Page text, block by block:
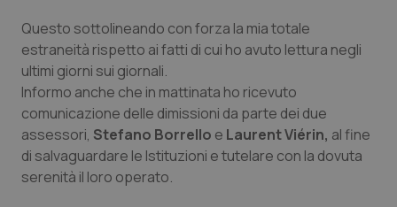
Puglia
Sardegna
Sicilia
Toscana
Malattie rare
Malattia di Crohn & Rettocolite Ulcerosa
Neuroscienze & patologie neurodegenerative
Obesità
Questo sottolineando con forza la mia totale
estraneità rispetto ai fatti di cui ho avuto lettura negli
ultimi giorni sui giornali.
Informo anche che in mattinata ho ricevuto
comunicazione delle dimissioni da parte dei due
assessori, Stefano Borrello e Laurent Viérin, al fine
di salvaguardare le Istituzioni e tutelare con la dovuta
serenità il loro operato.